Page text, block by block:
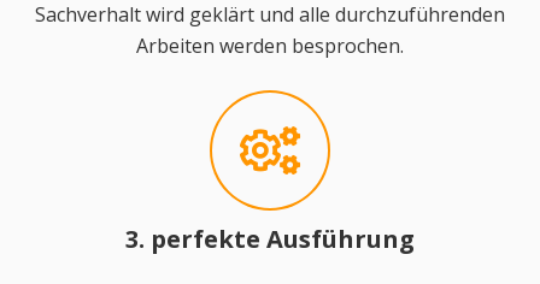
Sachverhalt wird geklärt und alle durchzuführenden
Arbeiten werden besprochen.
3. perfekte Ausführung